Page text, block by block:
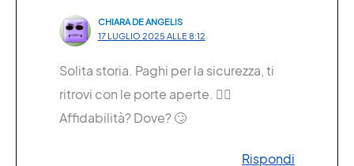
CHIARA DE ANGELIS
17 LUGLIO 2025 ALLE 8:12
Solita storia. Paghi per la sicurezza, ti
ritrovi con le porte aperte. 🤦‍♀️
Affidabilità? Dove? 🙄
Rispondi